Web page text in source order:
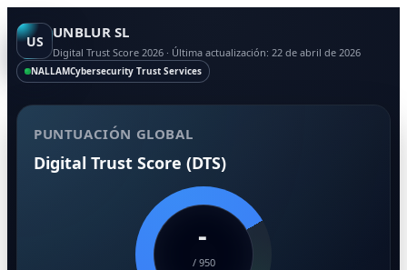
US UNBLUR SL
Digital Trust Score 2026 · Última actualización: 22 de abril de 2026
NALLAMCybersecurity Trust Services
PUNTUACIÓN GLOBAL
Digital Trust Score (DTS)
-
/ 950